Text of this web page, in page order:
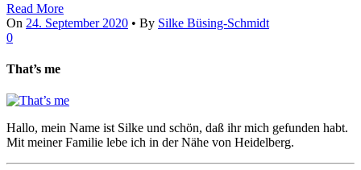
Read More
On 24. September 2020 • By Silke Büsing-Schmidt
0
That’s me
Hallo, mein Name ist Silke und schön, daß ihr mich gefunden habt.
Mit meiner Familie lebe ich in der Nähe von Heidelberg.